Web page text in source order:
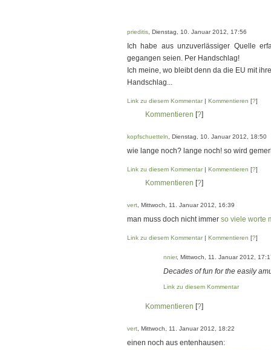
prieditis , Dienstag, 10. Januar 2012, 17:56
Ich habe aus unzuverlässiger Quelle
gegangen seien. Per Handschlag!
Ich meine, wo bleibt denn da die EU mit
Handschlag...
Link zu diesem Kommentar| Kommentieren [?]
Kommentieren [?]
kopfschuetteln , Dienstag, 10. Januar 2012, 18:50
wie lange noch? lange noch! so wird
Link zu diesem Kommentar| Kommentieren [?]
Kommentieren [?]
vert , Mittwoch, 11. Januar 2012, 16:39
man muss doch nicht immer so viele worte
Link zu diesem Kommentar| Kommentieren [?]
nnier, Mittwoch, 11. Januar 2012,
Decades of fun for the easily
Link zu diesem Kommentar
Kommentieren [?]
vert , Mittwoch, 11. Januar 2012, 18:22
einen noch aus entenhausen: